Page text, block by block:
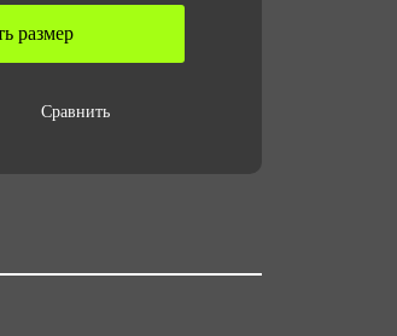
размер
Сравнить